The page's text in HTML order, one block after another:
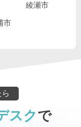
綾瀬市
市
スクで